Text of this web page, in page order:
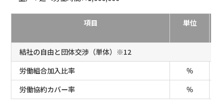
項目 単位
結社の自由と団体交渉（単体）※12
労働組合加入比率
％
労働協約カバー率
％